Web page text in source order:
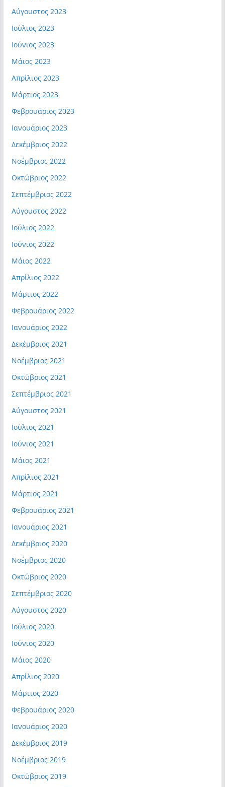
Αύγουστος 2023
Ιούλιος 2023
Ιούνιος 2023
Μάιος 2023
Απρίλιος 2023
Μάρτιος 2023
Φεβρουάριος 2023
Ιανουάριος 2023
Δεκέμβριος 2022
Νοέμβριος 2022
Οκτώβριος 2022
Σεπτέμβριος 2022
Αύγουστος 2022
Ιούλιος 2022
Ιούνιος 2022
Μάιος 2022
Απρίλιος 2022
Μάρτιος 2022
Φεβρουάριος 2022
Ιανουάριος 2022
Δεκέμβριος 2021
Νοέμβριος 2021
Οκτώβριος 2021
Σεπτέμβριος 2021
Αύγουστος 2021
Ιούλιος 2021
Ιούνιος 2021
Μάιος 2021
Απρίλιος 2021
Μάρτιος 2021
Φεβρουάριος 2021
Ιανουάριος 2021
Δεκέμβριος 2020
Νοέμβριος 2020
Οκτώβριος 2020
Σεπτέμβριος 2020
Αύγουστος 2020
Ιούλιος 2020
Ιούνιος 2020
Μάιος 2020
Απρίλιος 2020
Μάρτιος 2020
Φεβρουάριος 2020
Ιανουάριος 2020
Δεκέμβριος 2019
Νοέμβριος 2019
Οκτώβριος 2019